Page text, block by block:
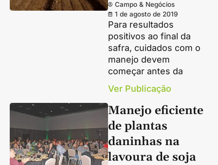
Campo & Negócios
1 de agosto de 2019
Para resultados
positivos ao final da
safra, cuidados com o
manejo devem
começar antes da
Ver Publicação
Manejo eficiente
de plantas
daninhas na
lavoura de soja